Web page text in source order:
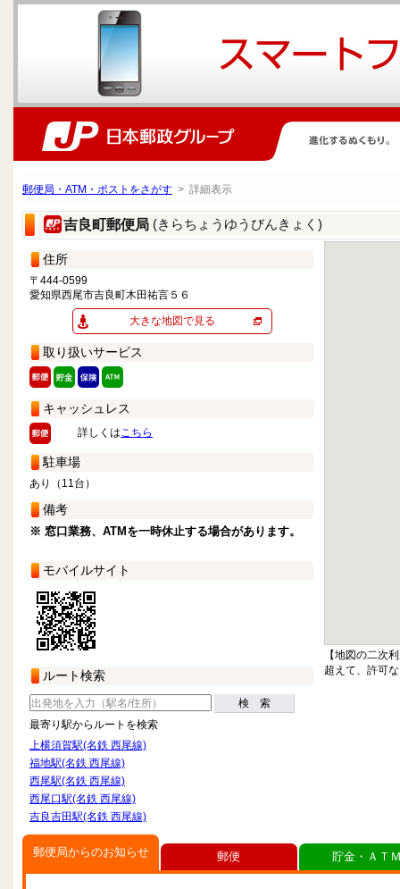
郵便局・ATM・ポストをさがす > 詳細表示
吉良町郵便局 (きらちょうゆうびんきょく)
住所
〒444-0599
愛知県西尾市吉良町木田祐言５６
大きな地図で見る
取り扱いサービス
キャッシュレス
詳しくはこちら
駐車場
あり（11台）
備考
※ 窓口業務、ATMを一時休止する場合があります。
モバイルサイト
ルート検索
検 索
最寄り駅からルートを検索
上横須賀駅(名鉄 西尾線)
福地駅(名鉄 西尾線)
西尾駅(名鉄 西尾線)
西尾口駅(名鉄 西尾線)
吉良吉田駅(名鉄 西尾線)
【地図の二次
超えて、許可
郵便局からのお知らせ 郵便 貯金・ＡＴ